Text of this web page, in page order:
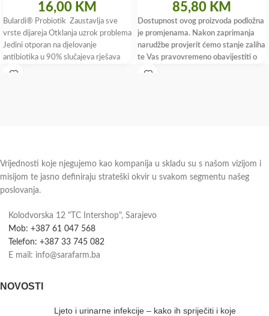
16,00 KM
Bulardi® Probiotik Zaustavlja sve
vrste dijareja Otklanja uzrok problema
Jedini otporan na djelovanje
antibiotika u 90% slučajeva rješava
putnu dijareju Bulardi®
85,80 KM
Dostupnost ovog proizvoda podložna
je promjenama. Nakon zaprimanja
narudžbe provjerit ćemo stanje zaliha
te Vas pravovremeno obavijestiti o
dostupnosti i roku isporuke.
Vrijednosti koje njegujemo kao kompanija u skladu su s našom vizijom i
misijom te jasno definiraju strateški okvir u svakom segmentu našeg
poslovanja.
Kolodvorska 12 "TC Intershop", Sarajevo
Mob: +387 61 047 568
Telefon: +387 33 745 082
E mail: info@sarafarm.ba
NOVOSTI
Ljeto i urinarne infekcije – kako ih spriječiti i koje